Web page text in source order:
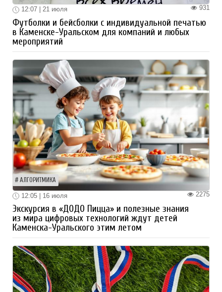
931
12:07 | 21 июля
Футболки и бейсболки с индивидуальной печатью
в Каменске-Уральском для компаний и любых
мероприятий
АЛГОРИТМИКА
2275
12:05 | 16 июля
Экскурсия в «ДОДО Пицца» и полезные знания
из мира цифровых технологий ждут детей
Каменска-Уральского этим летом